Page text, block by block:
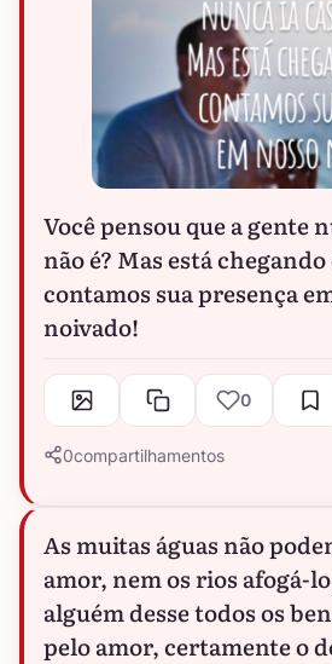
Você pensou que a gente
não é? Mas está chegando
contamos sua presença
noivado!
0
0compartilhamentos
As muitas águas não
amor, nem os rios afogá-
alguém desse todos os
pelo amor, certamente o